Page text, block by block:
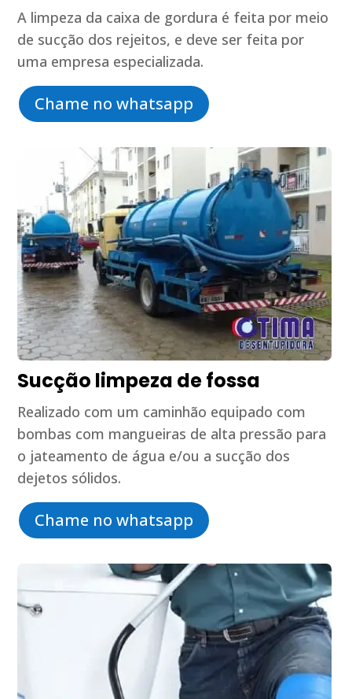
A limpeza da caixa de gordura é feita por meio
de sucção dos rejeitos, e deve ser feita por
uma empresa especializada.
Chame no whatsapp
Sucção limpeza de fossa
Realizado com um caminhão equipado com
bombas com mangueiras de alta pressão para
o jateamento de água e/ou a sucção dos
dejetos sólidos.
Chame no whatsapp